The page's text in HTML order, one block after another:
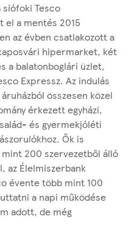
Tesco
a mentés 2015
az évben csatlakozott a
hipermarket, két
a balatonboglári üzlet,
Expressz. Az indulás
összesen közel
érkezett egyházi,
és gyermekjóléti
Ők is
200 szervezetből álló
az Élelmiszerbank
évente több mint 100
a napi működése
adott, de még